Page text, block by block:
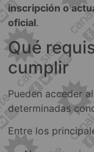
inscripción o
oficial.
Qué
cumplir
Pueden acceder
determinadas
Entre los